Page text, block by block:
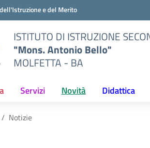
e del Merito
ISTITUTO DI ISTRUZIONE
"Mons. Antonio Bello"
MOLFETTA - BA
Servizi Novità Didattica
Notizie